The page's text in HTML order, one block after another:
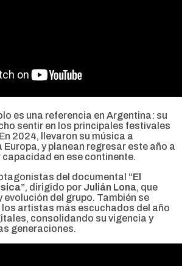
es una referencia en Argentina: su
sentir en los principales festivales
2024, llevaron su música a
y planean regresar este año a
en ese continente.
del documental “El
, dirigido por Julián Lona, que
evolución del grupo. También se
artistas más escuchados del año
consolidando su vigencia y
generaciones.